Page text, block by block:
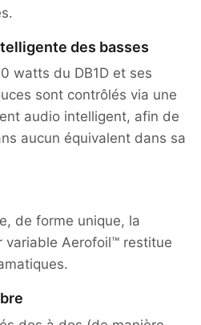
des basses
watts du DB1D et ses
sont contrôlés via une
audio intelligent, afin de
aucun équivalent dans sa
de forme unique, la
variable Aerofoil™ restitue